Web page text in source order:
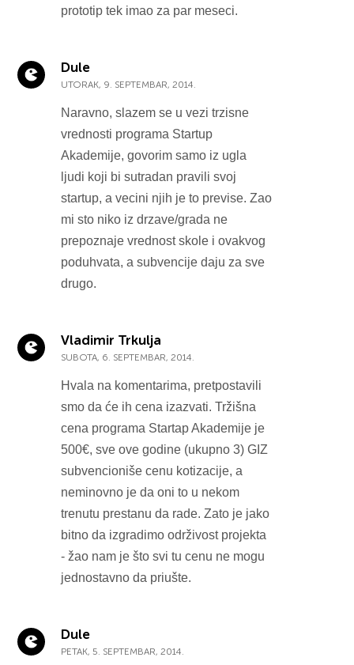
prototip tek imao za par meseci.
Dule
UTORAK, 9. SEPTEMBAR, 2014.
Naravno, slazem se u vezi trzisne
vrednosti programa Startup
Akademije, govorim samo iz ugla
ljudi koji bi sutradan pravili svoj
startup, a vecini njih je to previse. Zao
mi sto niko iz drzave/grada ne
prepoznaje vrednost skole i ovakvog
poduhvata, a subvencije daju za sve
drugo.
Vladimir Trkulja
SUBOTA, 6. SEPTEMBAR, 2014.
Hvala na komentarima, pretpostavili
smo da će ih cena izazvati. Tržišna
cena programa Startap Akademije je
500€, sve ove godine (ukupno 3) GIZ
subvencioniše cenu kotizacije, a
neminovno je da oni to u nekom
trenutu prestanu da rade. Zato je jako
bitno da izgradimo održivost projekta
- žao nam je što svi tu cenu ne mogu
jednostavno da priušte.
Dule
PETAK, 5. SEPTEMBAR, 2014.